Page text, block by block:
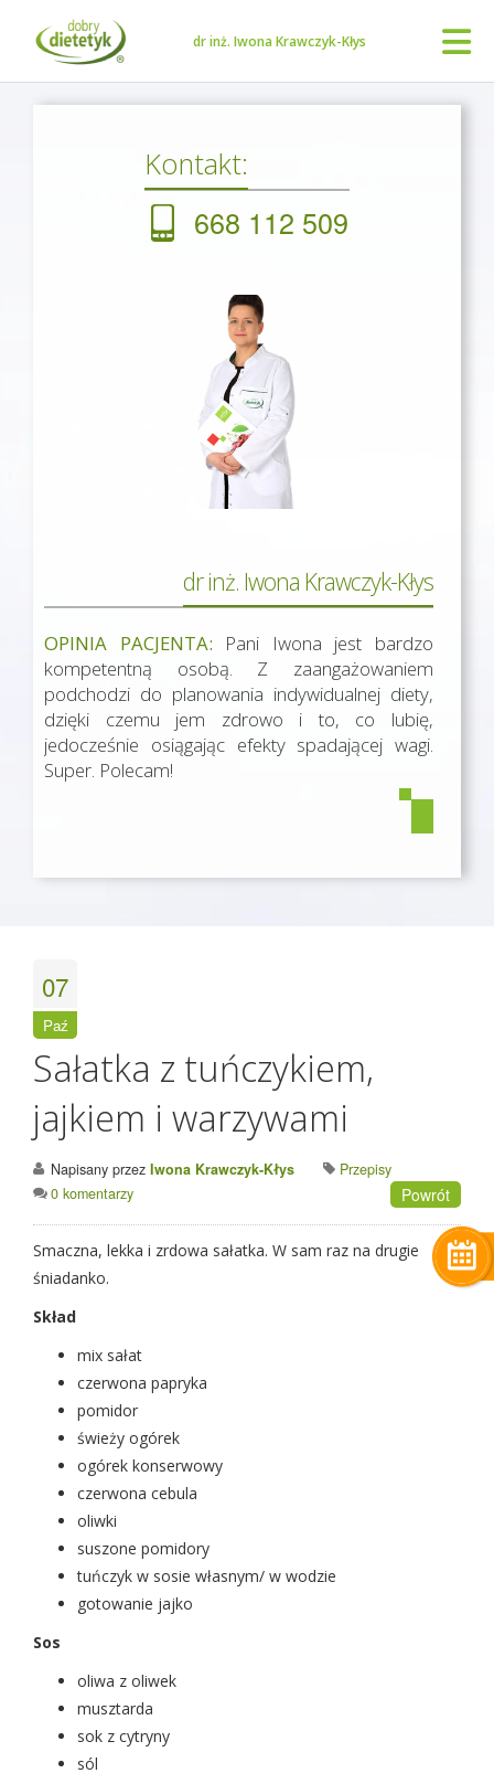
dr inż. Iwona Krawczyk-Kłys
Kontakt:
668 112 509
dr inż. Iwona Krawczyk-Kłys
OPINIA PACJENTA: Pani Iwona jest bardzo
kompetentną osobą. Z zaangażowaniem
podchodzi do planowania indywidualnej diety,
dzięki czemu jem zdrowo i to, co lubię,
jedocześnie osiągając efekty spadającej wagi.
Super. Polecam!
07
Paź
Sałatka z tuńczykiem,
jajkiem i warzywami
Napisany przez Iwona Krawczyk-Kłys
Przepisy
0 komentarzy
Powrót
Smaczna, lekka i zrdowa sałatka. W sam raz na drugie
śniadanko.
Skład
mix sałat
czerwona papryka
pomidor
świeży ogórek
ogórek konserwowy
czerwona cebula
oliwki
suszone pomidory
tuńczyk w sosie własnym/ w wodzie
gotowanie jajko
Sos
oliwa z oliwek
musztarda
sok z cytryny
sól